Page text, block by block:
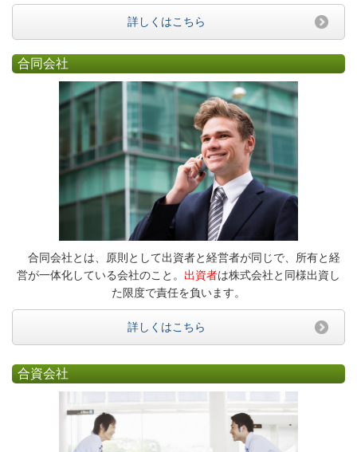
詳しくはこちら
合同会社
合同会社とは、原則として出資者と経営者が同じで、所有と経
営が一体化している会社のこと。 出資者は株式会社と同様出資し
た限度で責任を負います。
詳しくはこちら
合資会社